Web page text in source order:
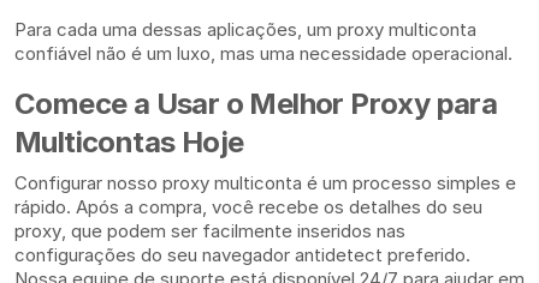
Para cada uma dessas aplicações, um proxy multiconta
confiável não é um luxo, mas uma necessidade operacional.
Comece a Usar o Melhor Proxy para
Multicontas Hoje
Configurar nosso proxy multiconta é um processo simples e
rápido. Após a compra, você recebe os detalhes do seu
proxy, que podem ser facilmente inseridos nas
configurações do seu navegador antidetect preferido.